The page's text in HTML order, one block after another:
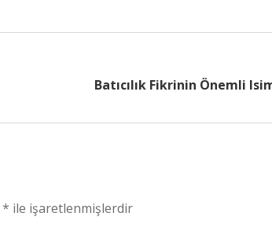
Batıcılık Fikrinin Önemli
* ile işaretlenmişlerdir